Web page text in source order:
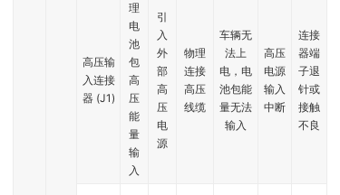
高压输
入连接
器 (J1)
理
电
池
包
高
压
能
量
输
入
引
入
外
部
高
压
电
源
物理
连接
高压
线缆
车辆无
法上
电，电
池包能
量无法
输入
高压
电源
输入
中断
连接
器端
子退
针或
接触
不良